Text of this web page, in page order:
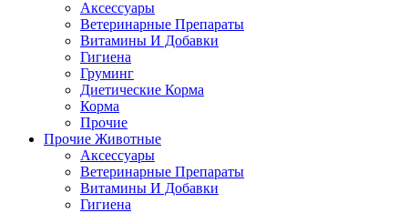
Аксессуары
Ветеринарные Препараты
Витамины И Добавки
Гигиена
Груминг
Диетические Корма
Корма
Прочие
Прочие Животные
Аксессуары
Ветеринарные Препараты
Витамины И Добавки
Гигиена